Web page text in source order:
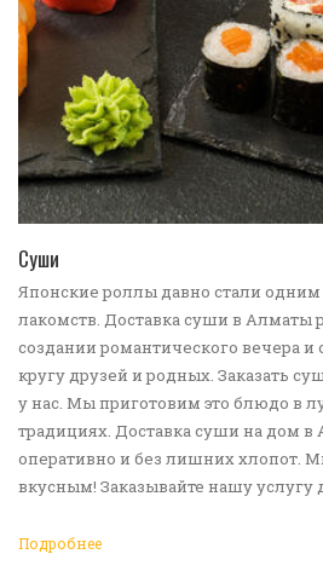
Суши
Японские роллы давно стали
лакомств. Доставка суши в Алматы
создании романтического вечера
кругу друзей и родных. Заказать
у нас. Мы приготовим это блюдо в
традициях. Доставка суши на дом в
оперативно и без лишних хлопот.
вкусным! Заказывайте нашу услугу
Подробнее